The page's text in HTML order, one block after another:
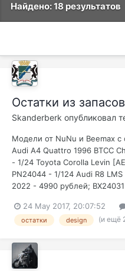
Найдено: 18 результатов
Остатки из запасов
Skanderberk опубликовал
Модели от NuNu и Beemax
Audi A4 Quattro 1996 BTCC
- 1/24 Toyota Corolla Levin
PN24044 - 1/124 Audi R8
2022 - 4990 рублей;
24 May 2017, 20:07:52
остатки design (и ещё